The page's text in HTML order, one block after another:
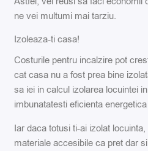
ne vei multumi mai tarziu.
Izoleaza-ti casa!
Costurile pentru incalzire pot
cat casa nu a fost prea bine
sa iei in calcul izolarea locuintei
imbunatatesti eficienta
Iar daca totusi ti-ai izolat
materiale accesibile ca pret dar